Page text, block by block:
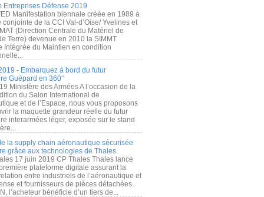
Entreprises Défense 2019
Manifestation biennale créée en 1989 à
conjointe de la CCI Val-d’Oise/ Yvelines et
(Direction Centrale du Matériel de
Terre) devenue en 2010 la SIMMT
Intégrée du Maintien en condition
- Embarquez à bord du futur
Guépard en 360°
Ministère des Armées A l’occasion de la
du Salon International de
et de l’Espace, nous vous proposons
la maquette grandeur réelle du futur
interarmées léger, exposée sur le stand
la supply chain aéronautique sécurisée
grâce aux technologies de Thales
17 juin 2019 CP Thales Thales lance
plateforme digitale assurant la
entre industriels de l’aéronautique et
et fournisseurs de pièces détachées.
l’acheteur bénéficie d’un tiers de...